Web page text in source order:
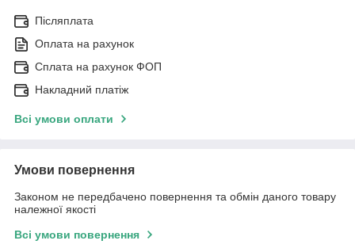
Післяплата
Оплата на рахунок
Сплата на рахунок ФОП
Накладний платіж
Всі умови оплати
Умови повернення
Законом не передбачено повернення та обмін даного товару
належної якості
Всі умови повернення